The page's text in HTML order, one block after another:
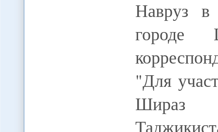
Навруз в
городе
"Для
Шираз